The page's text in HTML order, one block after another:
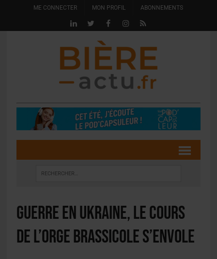
ME CONNECTER MON PROFIL ABONNEMENTS
Guerre en Ukraine, le cours
de l’orge brassicole s’envole